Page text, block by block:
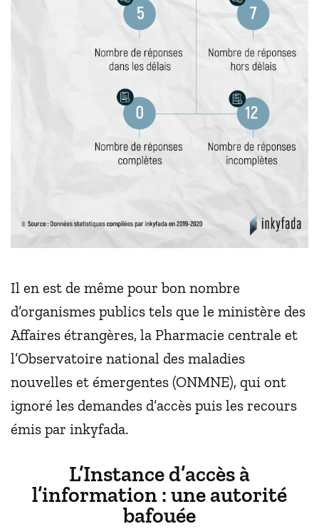
Il en est de même pour bon nombre
d’organismes publics tels que le ministère des
Affaires étrangères, la Pharmacie centrale et
l’Observatoire national des maladies
nouvelles et émergentes (ONMNE), qui ont
ignoré les demandes d’accès puis les recours
émis par inkyfada.
L’Instance d’accès à
l’information : une autorité
bafouée